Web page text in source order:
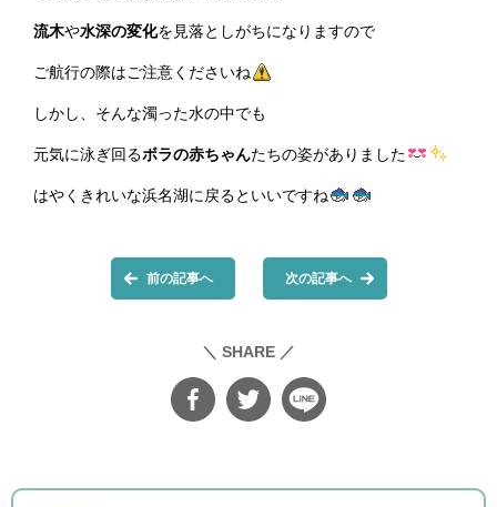
流木や水深の変化を見落としがちになりますので
ご航行の際はご注意くださいね
しかし、そんな濁った水の中でも
元気に泳ぎ回るボラの赤ちゃんたちの姿がありました
はやくきれいな浜名湖に戻るといいですね
前の記事へ 次の記事へ
＼ SHARE ／